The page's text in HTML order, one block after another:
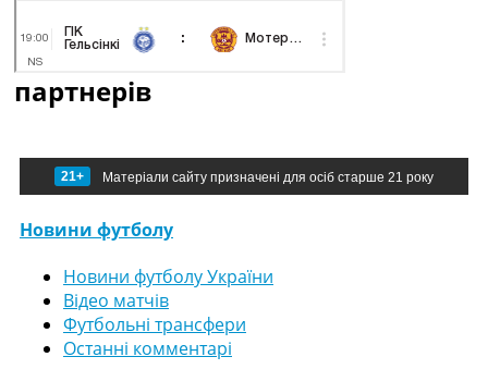
партнерів
21+ Матеріали сайту призначені для осіб старше 21 року
Новини футболу
Новини футболу України
Відео матчів
Футбольні трансфери
Останні комментарі